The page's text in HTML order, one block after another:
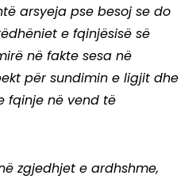
arsyeja pse besoj se do
e fqinjësisë së
në fakte sesa në
për sundimin e ligjit dhe
fqinje në vend të
zgjedhjet e ardhshme,